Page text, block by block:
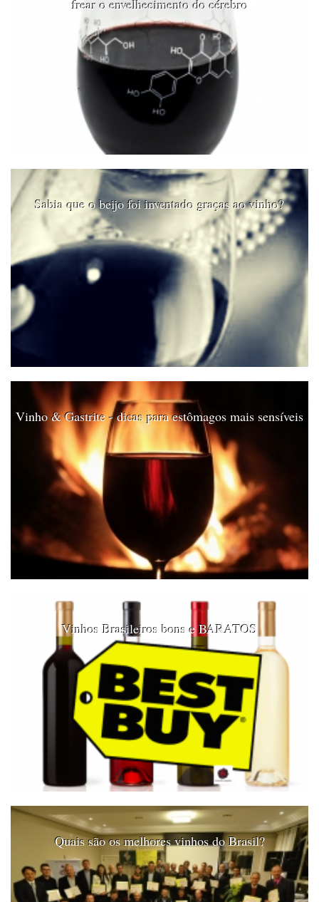
frear o envelhecimento do cérebro
Sabia que o beijo foi inventado graças ao vinho?
Vinho & Gastrite - dicas para estômagos mais sensíveis
Vinhos Brasileiros bons e BARATOS
Quais são os melhores vinhos do Brasil?